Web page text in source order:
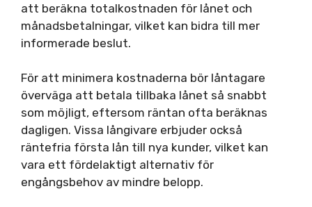
att beräkna totalkostnaden för lånet och
månadsbetalningar, vilket kan bidra till mer
informerade beslut.
För att minimera kostnaderna bör låntagare
överväga att betala tillbaka lånet så snabbt
som möjligt, eftersom räntan ofta beräknas
dagligen. Vissa långivare erbjuder också
räntefria första lån till nya kunder, vilket kan
vara ett fördelaktigt alternativ för
engångsbehov av mindre belopp.